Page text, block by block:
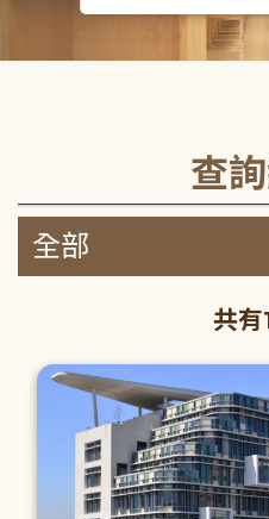
查
共有